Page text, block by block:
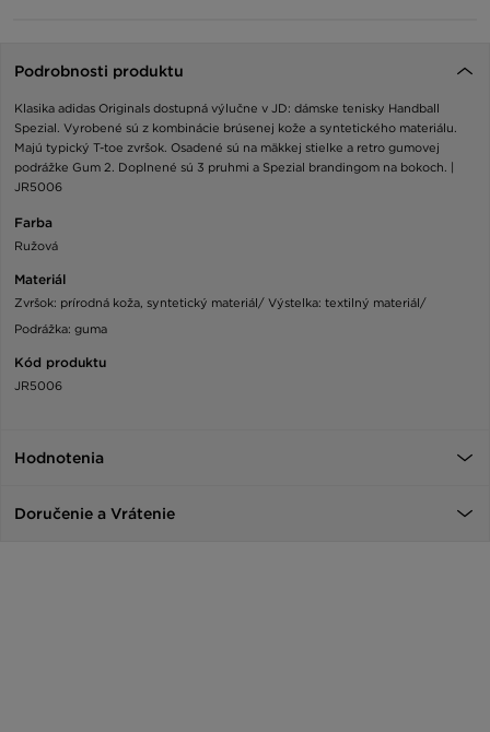
Podrobnosti produktu
Klasika adidas Originals dostupná výlučne v JD: dámske tenisky Handball
Spezial. Vyrobené sú z kombinácie brúsenej kože a syntetického materiálu.
Majú typický T-toe zvršok. Osadené sú na mäkkej stielke a retro gumovej
podrážke Gum 2. Doplnené sú 3 pruhmi a Spezial brandingom na bokoch. |
JR5006
Farba
Ružová
Materiál
Zvršok: prírodná koža, syntetický materiál/ Výstelka: textilný materiál/
Podrážka: guma
Kód produktu
JR5006
Hodnotenia
Doručenie a Vrátenie